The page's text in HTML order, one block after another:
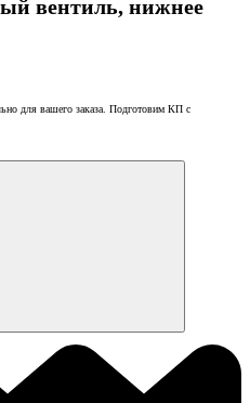
вентиль, нижнее
для вашего заказа. Подготовим КП с